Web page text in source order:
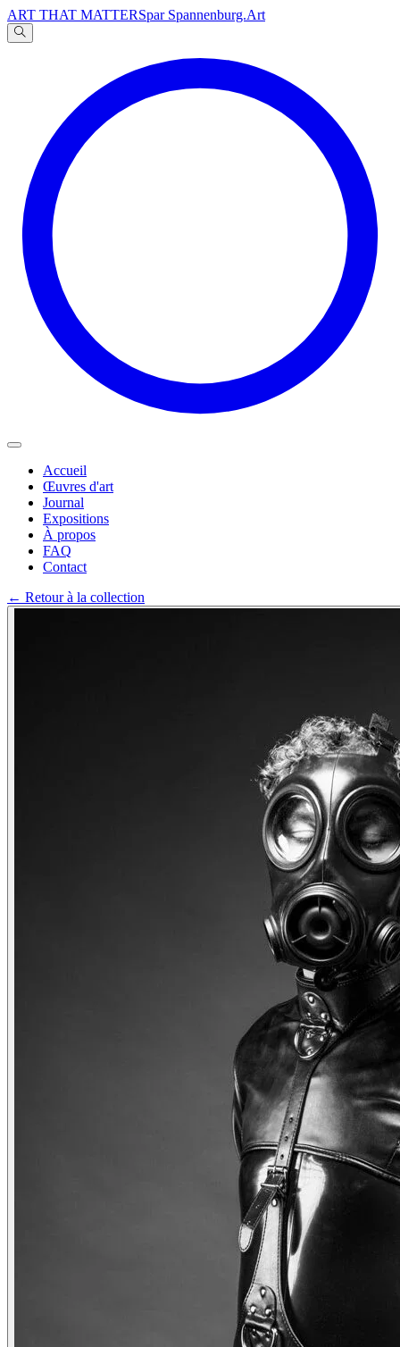
ART THAT MATTERSpar Spannenburg.Art
文
Accueil
Œuvres d'art
Journal
Expositions
À propos
FAQ
Contact
← Retour à la collection